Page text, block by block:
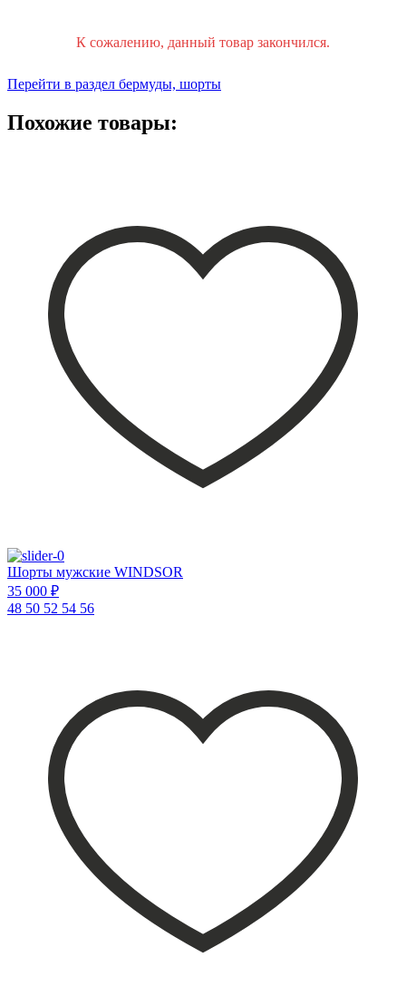
К сожалению, данный товар закончился.
Перейти в раздел бермуды, шорты
Похожие товары:
Шорты мужские WINDSOR
35 000 ₽
48 50 52 54 56